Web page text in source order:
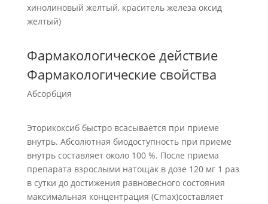
хинолиновый желтый, краситель железа оксид
желтый)
Фармакологическое действие
Фармакологические свойства
Абсорбция
Эторикоксиб быстро всасывается при приеме
внутрь. Абсолютная биодоступность при приеме
внутрь составляет около 100 %. После приема
препарата взрослыми натощак в дозе 120 мг 1 раз
в сутки до достижения равновесного состояния
максимальная концентрация (Cmax)составляет